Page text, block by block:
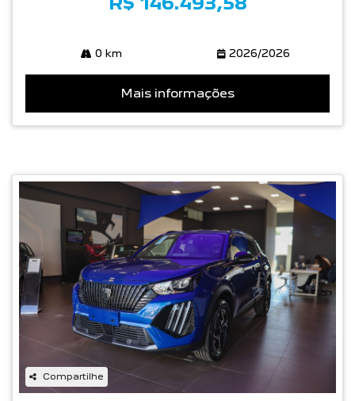
0 km 2026/2026
Mais informações
Compartilhe